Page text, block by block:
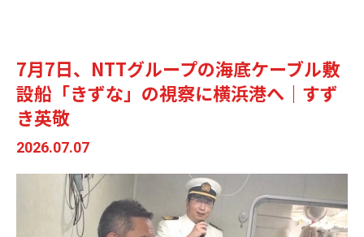
7月7日、NTTグループの海底ケーブル敷
設船「きずな」の視察に横浜港へ｜すず
き英敬
2026.07.07